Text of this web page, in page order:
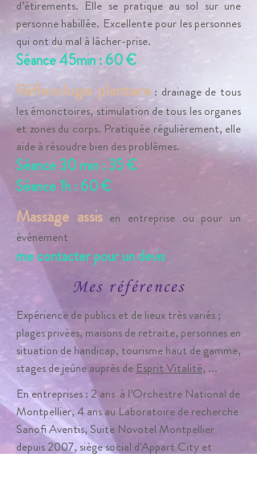
d’étirements. Elle se pratique au sol sur une
personne habillée. Excellente pour les personnes
qui ont du mal à lâcher-prise.
Séance 45min: 60 €
Réflexologie plantaire: drainage de tous
les émonctoires, stimulation de tous les organes
et zones du corps. Pratiquée régulièrement, elle
aide à résoudre bien des problèmes.
Séance 30 min : 35€
Séance 1h : 60€
Massage assisen entreprise ou pour un
événement
me contacter pour un devis
Mes références
Expériencede publics et de lieux très variés ;
plages privées, maisons de retraite, personnes en
situation de handicap, tourisme haut de gamme,
stages de jeûne auprès de Esprit Vitalité, ...
En entreprises : 2 ans à l’Orchestre National de
Montpellier, 4 ans au Laboratoire de recherche
Sanofi Aventis, Suite Novotel Montpellier
depuis 2007, siège social d'Appart City et